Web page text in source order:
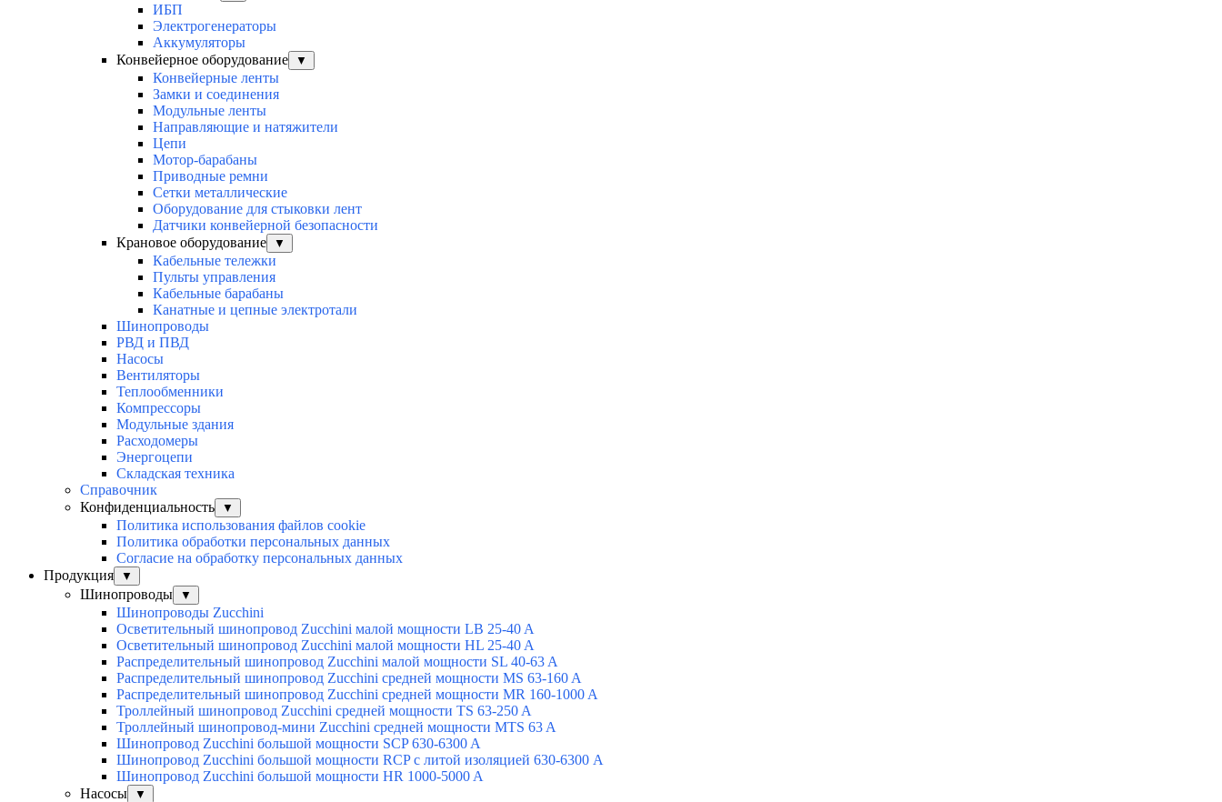
ИБП
Электрогенераторы
Аккумуляторы
Конвейерное оборудование
▼
Конвейерные ленты
Замки и соединения
Модульные ленты
Направляющие и натяжители
Цепи
Мотор-барабаны
Приводные ремни
Сетки металлические
Оборудование для стыковки лент
Датчики конвейерной безопасности
Крановое оборудование
▼
Кабельные тележки
Пульты управления
Кабельные барабаны
Канатные и цепные электротали
Шинопроводы
РВД и ПВД
Насосы
Вентиляторы
Теплообменники
Компрессоры
Модульные здания
Расходомеры
Энергоцепи
Складская техника
Справочник
Конфиденциальность
▼
Политика использования файлов cookie
Политика обработки персональных данных
Согласие на обработку персональных данных
Продукция
▼
Шинопроводы ▼
Шинопроводы Zucchini
Осветительный шинопровод Zucchini малой мощности LB 25-40 A
Осветительный шинопровод Zucchini малой мощности HL 25-40 A
Распределительный шинопровод Zucchini малой мощности SL 40-63 A
Распределительный шинопровод Zucchini средней мощности MS 63-160 A
Распределительный шинопровод Zucchini средней мощности MR 160-1000 A
Троллейный шинопровод Zucchini средней мощности TS 63-250 A
Троллейный шинопровод-мини Zucchini средней мощности MTS 63 A
Шинопровод Zucchini большой мощности SCP 630-6300 A
Шинопровод Zucchini большой мощности RCP с литой изоляцией 630-6300 A
Шинопровод Zucchini большой мощности HR 1000-5000 A
Насосы
▼